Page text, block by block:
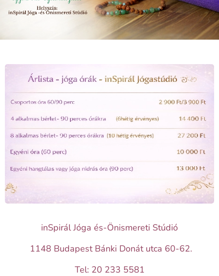
inSpirál Jóga és-Önismereti Stúdió
1148 Budapest Bánki Donát utca 60-62.
Tel: 20 233 5581